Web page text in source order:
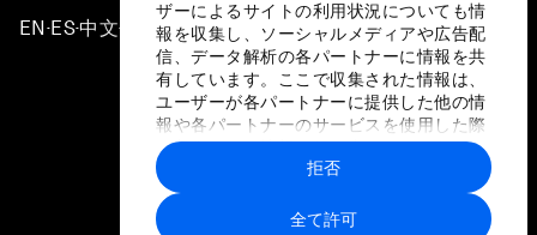
ザーによるサイトの利用状況についても情
報を収集し、ソーシャルメディアや広告配
信、データ解析の各パートナーに情報を共
有しています。ここで収集された情報は、
ユーザーが各パートナーに提供した他の情
報や各パートナーのサービスを使用した際
に収集された情報と組み合わされ、各パー
トナーによって使用されることがありま
す。
全て許可
拒否
EN ▪ES▪中文▪ 日本語
プライバシーポリシーと利用規約